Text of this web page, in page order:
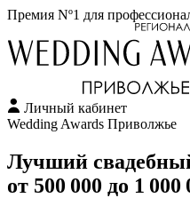
Премия Nº1 для
Личный кабинет
Wedding Awards Приволжье
Лучший
от 500 000 до 1 000